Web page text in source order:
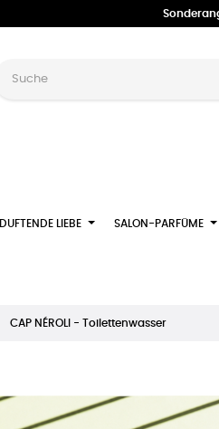
DUFTENDE LIEBE SALON-PARFÜME
CAP NÉROLI - Toilettenwasser